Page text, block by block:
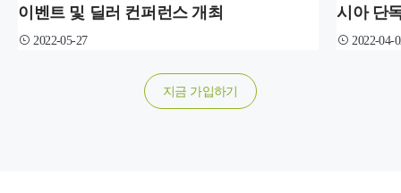
이벤트 및 딜러 컨퍼런스 개최
2022-05-27
시아 단
2022-04-
지금 가입하기